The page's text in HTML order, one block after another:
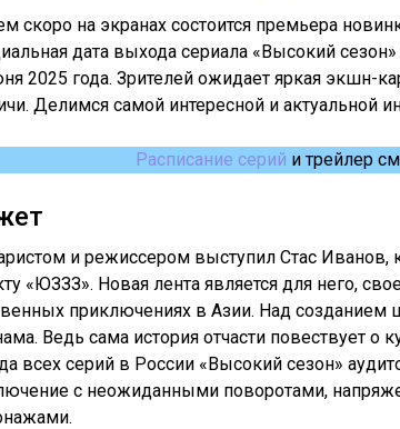
скоро на экранах состоится премьера
дата выхода сериала «Высокий сезон»
2025 года. Зрителей ожидает яркая экшн-
Делимся самой интересной и актуальной
Расписание серий и трейлер
и режиссером выступил Стас Иванов,
«ЮЗЗЗ». Новая лента является для него,
приключениях в Азии. Над созданием
Ведь сама история отчасти повествует о
всех серий в России «Высокий сезон»
с неожиданными поворотами,